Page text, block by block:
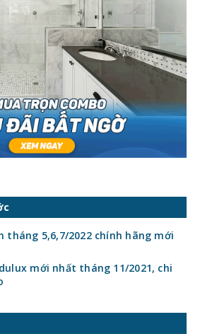
tháng 5,6,7/2022 chính hãng mới
mới nhất tháng 11/2021, chi